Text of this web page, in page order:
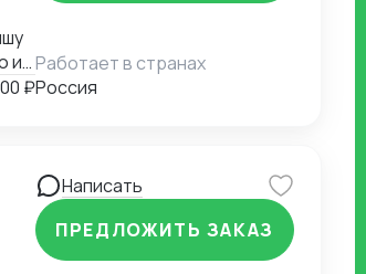
и
₽
Работает в странах
Россия
Написать
ПРЕДЛОЖИТЬ ЗАКАЗ